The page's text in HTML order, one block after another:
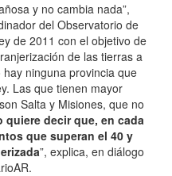
y no cambia nada”,
del Observatorio de
de 2011 con el objetivo de
de las tierras a
ninguna provincia que
Las que tienen mayor
Salta y Misiones, que no
quiere decir que, en cada
que superan el 40 y
”, explica, en diálogo